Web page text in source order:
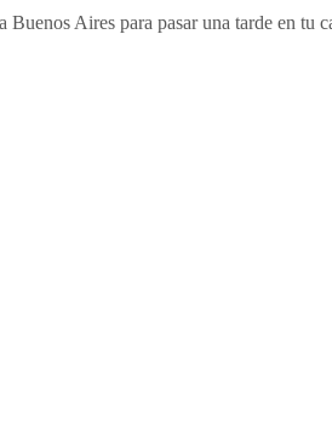
Aires para pasar una tarde en tu